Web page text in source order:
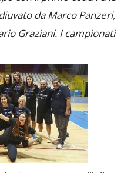
con il primo coach che
Graziani. I campionati